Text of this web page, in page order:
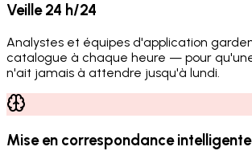
Veille 24 h/24
Analystes et équipes d'application
catalogue à chaque heure — pour
n'ait jamais à attendre jusqu'à lundi.
Mise en correspondance intelligente